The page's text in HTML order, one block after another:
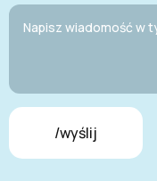
/wyślij